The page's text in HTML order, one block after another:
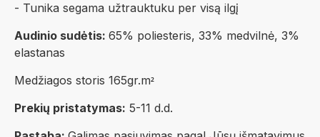
- Tunika segama užtrauktuku per visą ilgį
Audinio sudėtis: 65% poliesteris, 33% medvilnė, 3%
elastanas
Medžiagos storis 165gr.m²
Prekių pristatymas: 5-11 d.d.